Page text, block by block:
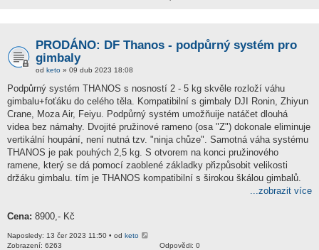
PRODÁNO: DF Thanos - podpůrný systém pro
gimbaly
od keto » 09 dub 2023 18:08
Podpůrný systém THANOS s nosností 2 - 5 kg skvěle rozloží váhu
gimbalu+foťáku do celého těla. Kompatibilní s gimbaly DJI Ronin, Zhiyun
Crane, Moza Air, Feiyu. Podpůrný systém umožňuije natáčet dlouhá
videa bez námahy. Dvojité pružinové rameno (osa "Z") dokonale eliminuje
vertikální houpání, není nutná tzv. "ninja chůze". Samotná váha systému
THANOS je pak pouhých 2,5 kg. S otvorem na konci pružinového
ramene, který se dá pomocí zaoblené základky přizpůsobit velikosti
držáku gimbalu. tím je THANOS kompatibilní s širokou škálou gimbalů.
...zobrazit více
Cena: 8900,- Kč
Naposledy: 13 čer 2023 11:50 • od keto
Odpovědi: 0
Zobrazení: 6263